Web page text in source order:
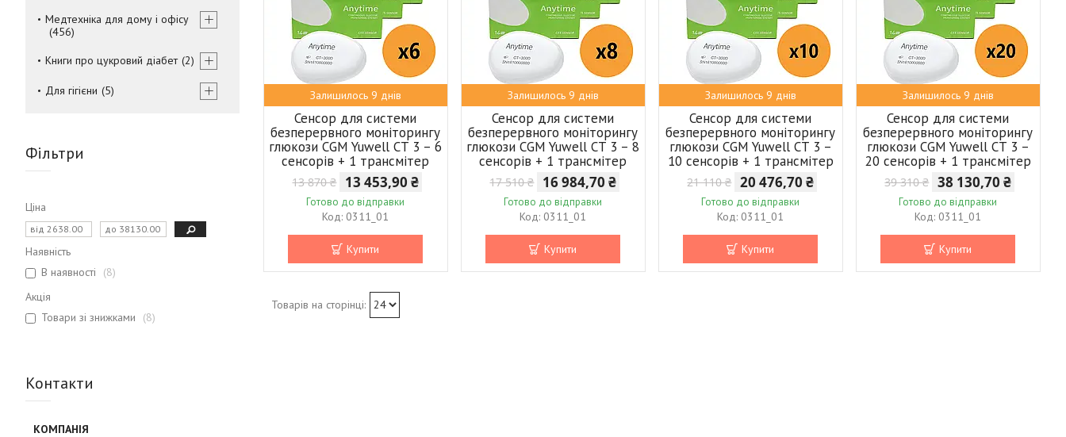
Залишилось 9 днів
Сенсор для системи
безперервного моніторингу
глюкози CGM Yuwell CT 3 – 6
сенсорів + 1 трансмітер
13 870 ₴ 13 453,90 ₴
Готово до відправки
0311_01
Купити
Залишилось 9 днів
Сенсор для системи
безперервного моніторингу
глюкози CGM Yuwell CT 3 – 8
сенсорів + 1 трансмітер
17 510 ₴ 16 984,70 ₴
Готово до відправки
0311_01
Купити
Залишилось 9 днів
Сенсор для системи
безперервного моніторингу
глюкози CGM Yuwell CT 3 –
10 сенсорів + 1 трансмітер
21 110 ₴ 20 476,70 ₴
Готово до відправки
0311_01
Купити
Залишилось 9 днів
Сенсор для системи
безперервного моніторингу
глюкози CGM Yuwell CT 3 –
20 сенсорів + 1 трансмітер
39 310 ₴ 38 130,70 ₴
Готово до відправки
0311_01
Купити
Медтехніка для дому і офісу
456
Книги про цукровий діабет 2
Для гігієни 5
Фільтри
Ціна
Наявність
В наявності
8
Акція
Товари зі знижками
8
Контакти